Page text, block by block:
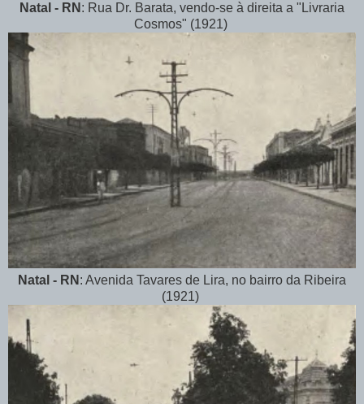
Natal - RN : Rua Dr. Barata, vendo-se à direita a "Livraria
Cosmos" (1921)
Natal - RN : Avenida Tavares de Lira, no bairro da Ribeira
(1921)